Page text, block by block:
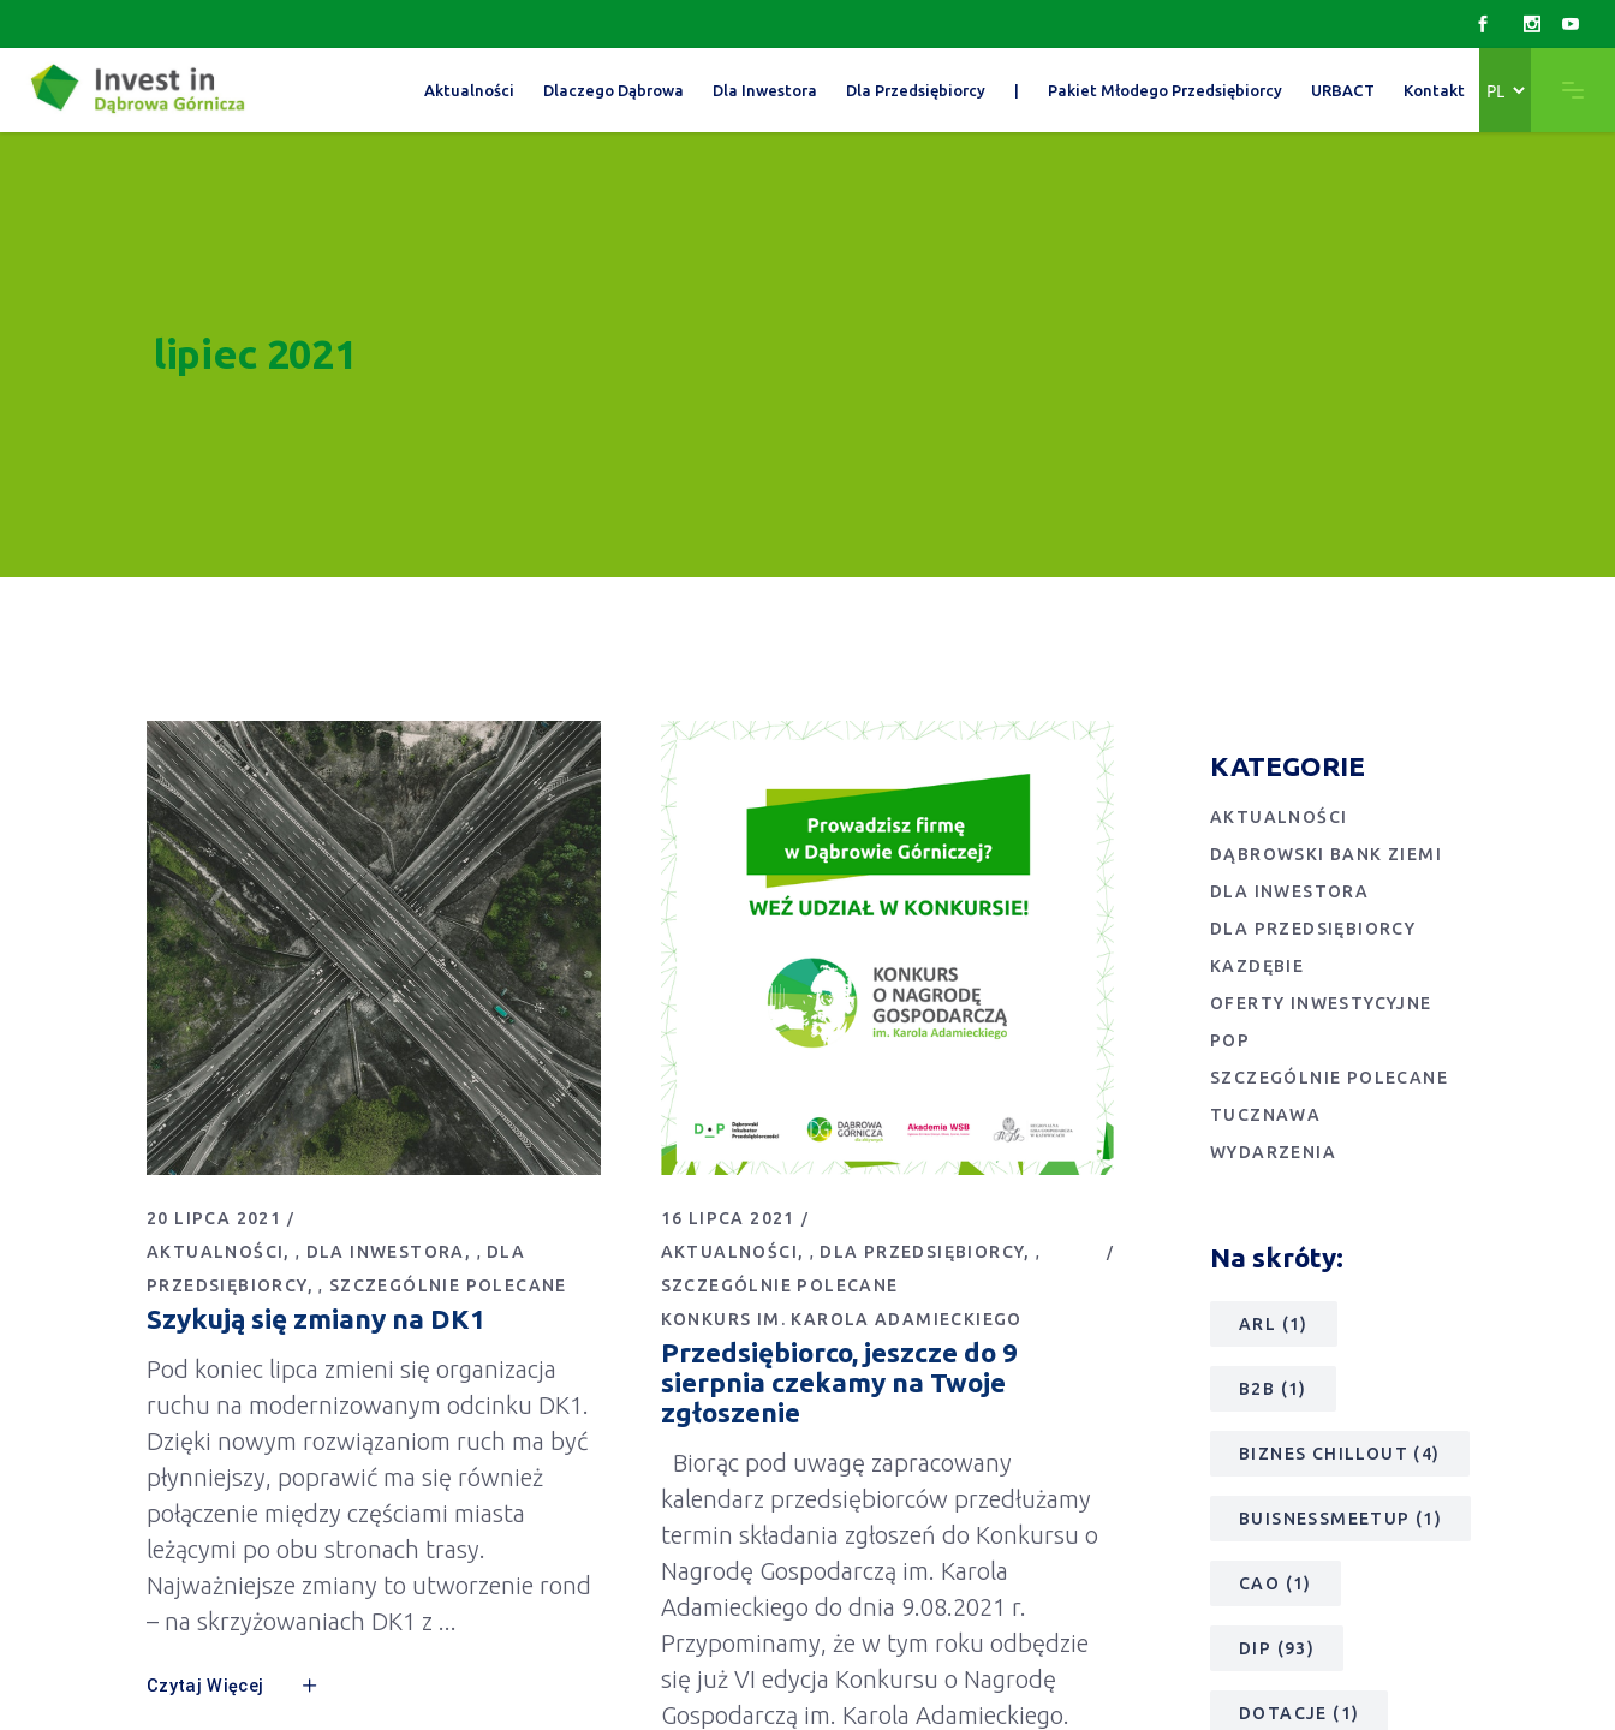
Aktualności Dlaczego Dąbrowa Dla Inwestora Dla Przedsiębiorcy | Pakiet Młodego Przedsiębiorcy URBACT Kontakt
język
lipiec 2021
20 LIPCA 2021
AKTUALNOŚCI
DLA INWESTORA
DLA
PRZEDSIĘBIORCY
SZCZEGÓLNIE POLECANE
Szykują się zmiany na DK1
Pod koniec lipca zmieni się organizacja
ruchu na modernizowanym odcinku DK1.
Dzięki nowym rozwiązaniom ruch ma być
płynniejszy, poprawić ma się również
połączenie między częściami miasta
leżącymi po obu stronach trasy.
Najważniejsze zmiany to utworzenie rond
– na skrzyżowaniach DK1 z
Czytaj Więcej
16 LIPCA 2021
AKTUALNOŚCI
DLA PRZEDSIĘBIORCY
SZCZEGÓLNIE POLECANE
KONKURS IM. KAROLA ADAMIECKIEGO
Przedsiębiorco, jeszcze do 9
sierpnia czekamy na Twoje
zgłoszenie
Biorąc pod uwagę zapracowany
kalendarz przedsiębiorców przedłużamy
termin składania zgłoszeń do Konkursu o
Nagrodę Gospodarczą im. Karola
Adamieckiego do dnia 9.08.2021 r.
Przypominamy, że w tym roku odbędzie
się już VI edycja Konkursu o Nagrodę
Gospodarczą im. Karola Adamieckiego.
KATEGORIE
AKTUALNOŚCI
DĄBROWSKI BANK ZIEMI
DLA INWESTORA
DLA PRZEDSIĘBIORCY
KAZDĘBIE
OFERTY INWESTYCYJNE
POP
SZCZEGÓLNIE POLECANE
TUCZNAWA
WYDARZENIA
Na skróty:
ARL (1)
B2B (1)
BIZNES CHILLOUT (4)
BUISNESSMEETUP (1)
CAO (1)
DIP (93)
DOTACJE (1)